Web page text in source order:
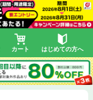
カート はじめての方へ